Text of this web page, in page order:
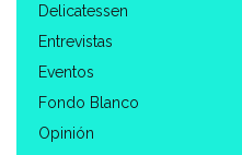
Delicatessen
Entrevistas
Eventos
Fondo Blanco
Opinión